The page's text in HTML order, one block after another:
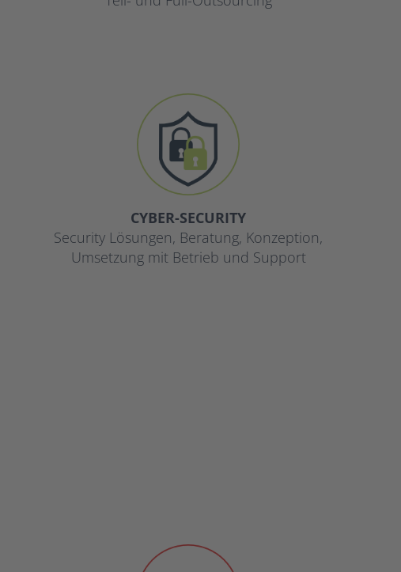
CYBER-SECURITY
Security Lösungen, Beratung, Konzeption,
Umsetzung mit Betrieb und Support